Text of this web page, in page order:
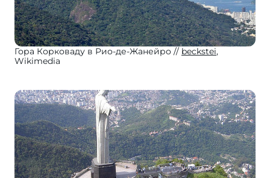
Гора Корковаду в Рио-де-Жанейро beckstei,
Wikimedia